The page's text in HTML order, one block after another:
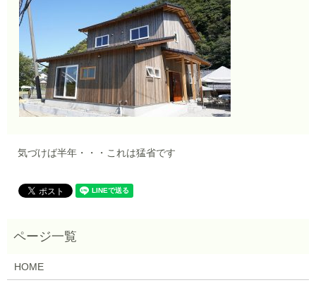
気づけば半年・・・これは猛省です
HOME